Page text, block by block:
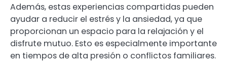
Además, estas experiencias compartidas pueden
ayudar a reducir el estrés y la ansiedad, ya que
proporcionan un espacio para la relajación y el
disfrute mutuo. Esto es especialmente importante
en tiempos de alta presión o conflictos familiares.